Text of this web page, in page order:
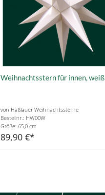
Weihnachtsstern für innen, weiß
von Haßlauer Weihnachtssterne
Bestellnr.: HW00W
Größe: 65,0 cm
89,90 €